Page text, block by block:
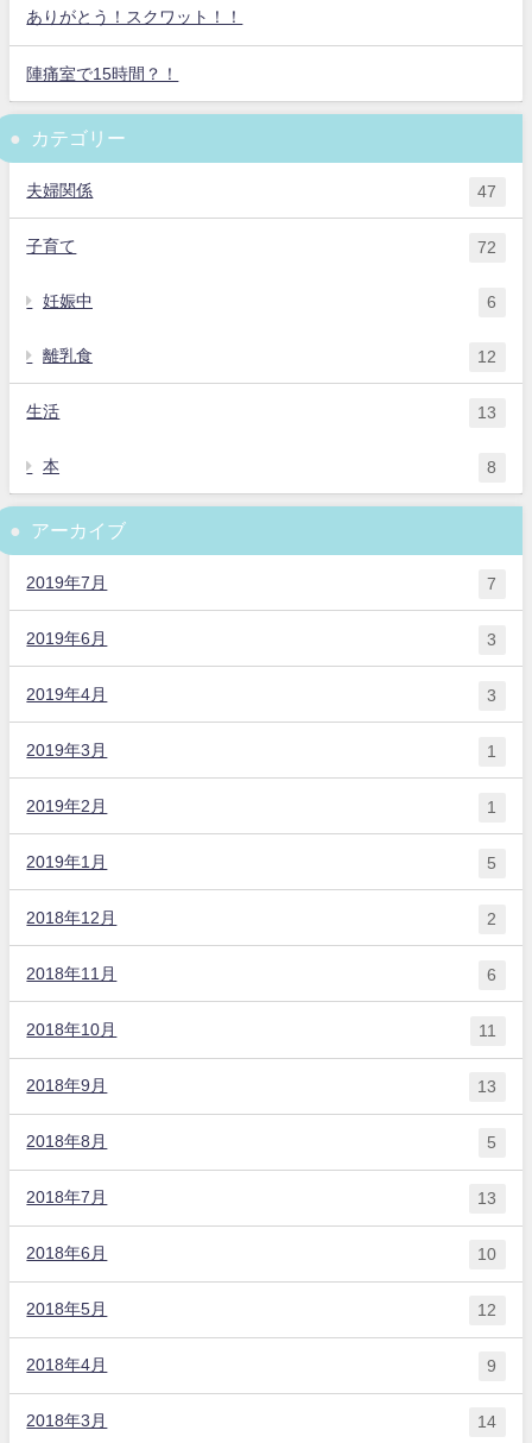
ありがとう！スクワット！！
陣痛室で15時間？！
カテゴリー
夫婦関係 47
子育て 72
妊娠中 6
離乳食 12
生活 13
本 8
アーカイブ
2019年7月 7
2019年6月 3
2019年4月 3
2019年3月 1
2019年2月 1
2019年1月 5
2018年12月 2
2018年11月 6
2018年10月 11
2018年9月 13
2018年8月 5
2018年7月 13
2018年6月 10
2018年5月 12
2018年4月 9
2018年3月 14